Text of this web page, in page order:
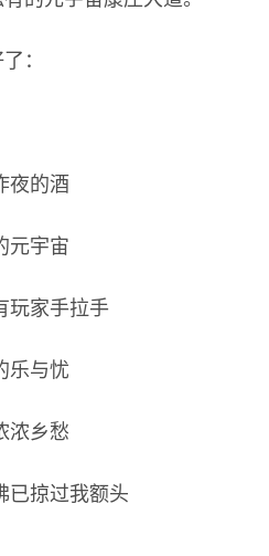
：
夜的酒
元宇宙
玩家手拉手
乐与忧
浓乡愁
已掠过我额头